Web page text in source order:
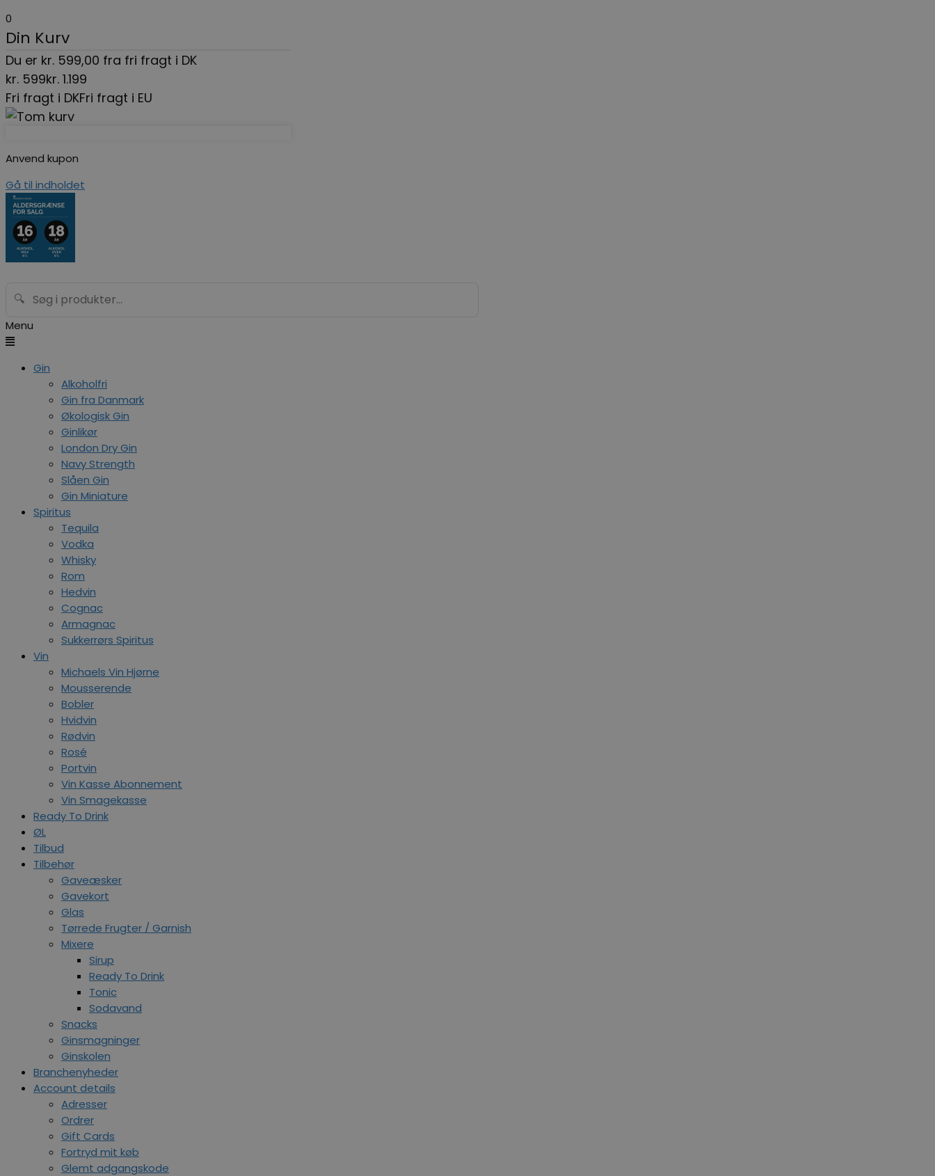
0
Din Kurv
Du er kr. 599,00 fra fri fragt i DK
kr. 599kr. 1.199
Fri fragt i DKFri fragt i EU
Anvend kupon
Gå til indholdet
🔍
Menu
Gin
Alkoholfri
Gin fra Danmark
Økologisk Gin
Ginlikør
London Dry Gin
Navy Strength
Slåen Gin
Gin Miniature
Spiritus
Tequila
Vodka
Whisky
Rom
Hedvin
Cognac
Armagnac
Sukkerrørs Spiritus
Vin
Michaels Vin Hjørne
Mousserende
Bobler
Hvidvin
Rødvin
Rosé
Portvin
Vin Kasse Abonnement
Vin Smagekasse
Ready To Drink
ØL
Tilbud
Tilbehør
Gaveæsker
Gavekort
Glas
Tørrede Frugter / Garnish
Mixere
Sirup
Ready To Drink
Tonic
Sodavand
Snacks
Ginsmagninger
Ginskolen
Branchenyheder
Account details
Adresser
Ordrer
Gift Cards
Fortryd mit køb
Glemt adgangskode